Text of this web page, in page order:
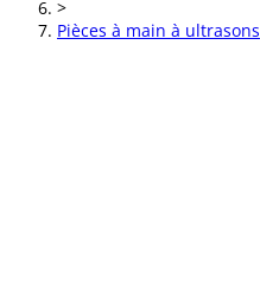
>
Pièces à main à ultrasons